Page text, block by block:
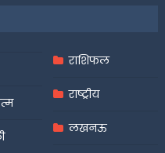
राशिफल
राष्ट्रीय
लखनऊ